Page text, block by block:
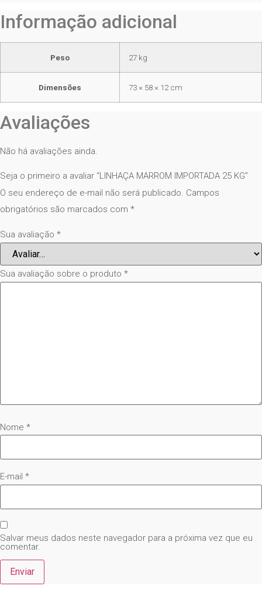
Informação adicional
Peso 27 kg
Dimensões 73 × 58 × 12 cm
Avaliações
Não há avaliações ainda.
Seja o primeiro a avaliar “LINHAÇA MARROM IMPORTADA 25 KG”
O seu endereço de e-mail não será publicado. Campos
obrigatórios são marcados com *
Sua avaliação *
Sua avaliação sobre o produto *
Nome *
E-mail *
Salvar meus dados neste navegador para a próxima vez que eu
comentar.